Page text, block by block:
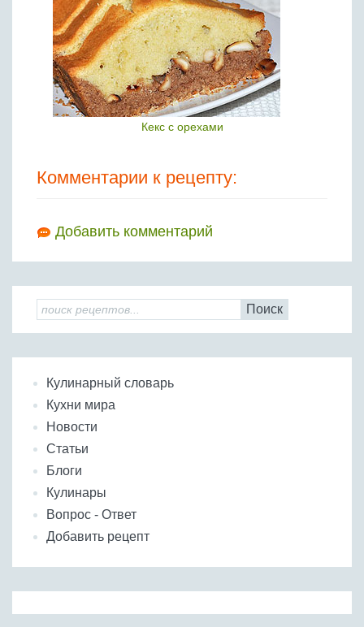
Кекс с орехами
Комментарии к рецепту:
Добавить комментарий
Поиск
Кулинарный словарь
Кухни мира
Новости
Статьи
Блоги
Кулинары
Вопрос - Ответ
Добавить рецепт